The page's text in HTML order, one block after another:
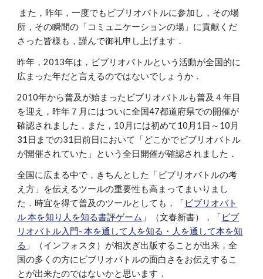
また，昨年，一度でもビブリオバトルに参加し，その場
所，その瞬間の「コミュニケーションの場」に貢献くだ
さった皆様も，謹んで御礼申し上げます．
昨年，2013年は，ビブリオバトルという活動が全国的に
広まった年だと言えるのではないでしょうか．
2010年から普及が始まったビブリオバトルも普及４年目
を迎え，昨年７月にはついに全国47都道府県での開催が
確認されました．また，10月には初めて10月1日～10月
31日までの31日前日において「どこかでビブリオバトル
が開催されていた」という全日開催が確認されました．
全国に広まる中で，きちんとした「ビブリオバトルの考
え方」を伝えるツールの重要性も高まってまいりまし
た．時宜を得て普及のツールとしても，「ビブリオバト
ル 本を知り人を知る書評ゲーム 」（文春新書），「ビブ
リオバトル入門- 本を通して人を知る・人を通して本を知
る 」（インフォスタ）が相次ぎ出版することが出来，全
国の多くの方にビブリオバトルの面白さをお伝えするこ
とが出来たのではないかと思います．